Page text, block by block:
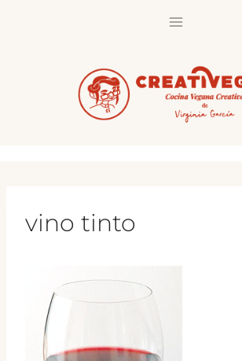
vino tinto